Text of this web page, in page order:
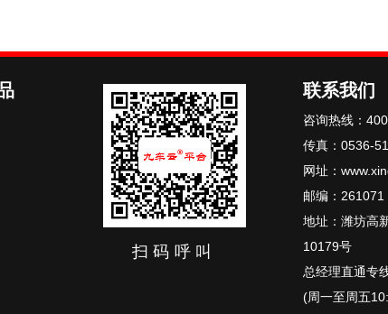
扫码呼叫
联系我们
咨询热线：
传真：0536-
网址：
邮编：261071
地址：潍坊高
10179号
总经理直通专
(周一至周五